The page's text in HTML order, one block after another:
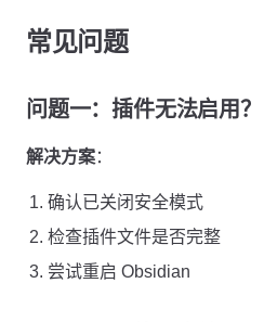
常见问题
问题一：插件无法启用？
解决方案：
确认已关闭安全模式
检查插件文件是否完整
尝试重启 Obsidian